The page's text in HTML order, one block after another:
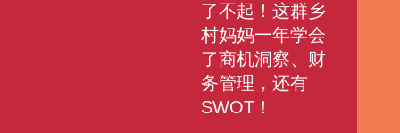
了不起！这群乡
村妈妈一年学会
了商机洞察、财
务管理，还有
SWOT！